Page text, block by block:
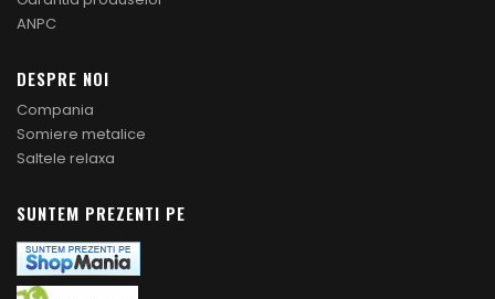
ANPC
DESPRE NOI
Compania
Somiere metalice
Saltele relaxa
SUNTEM PREZENTI PE